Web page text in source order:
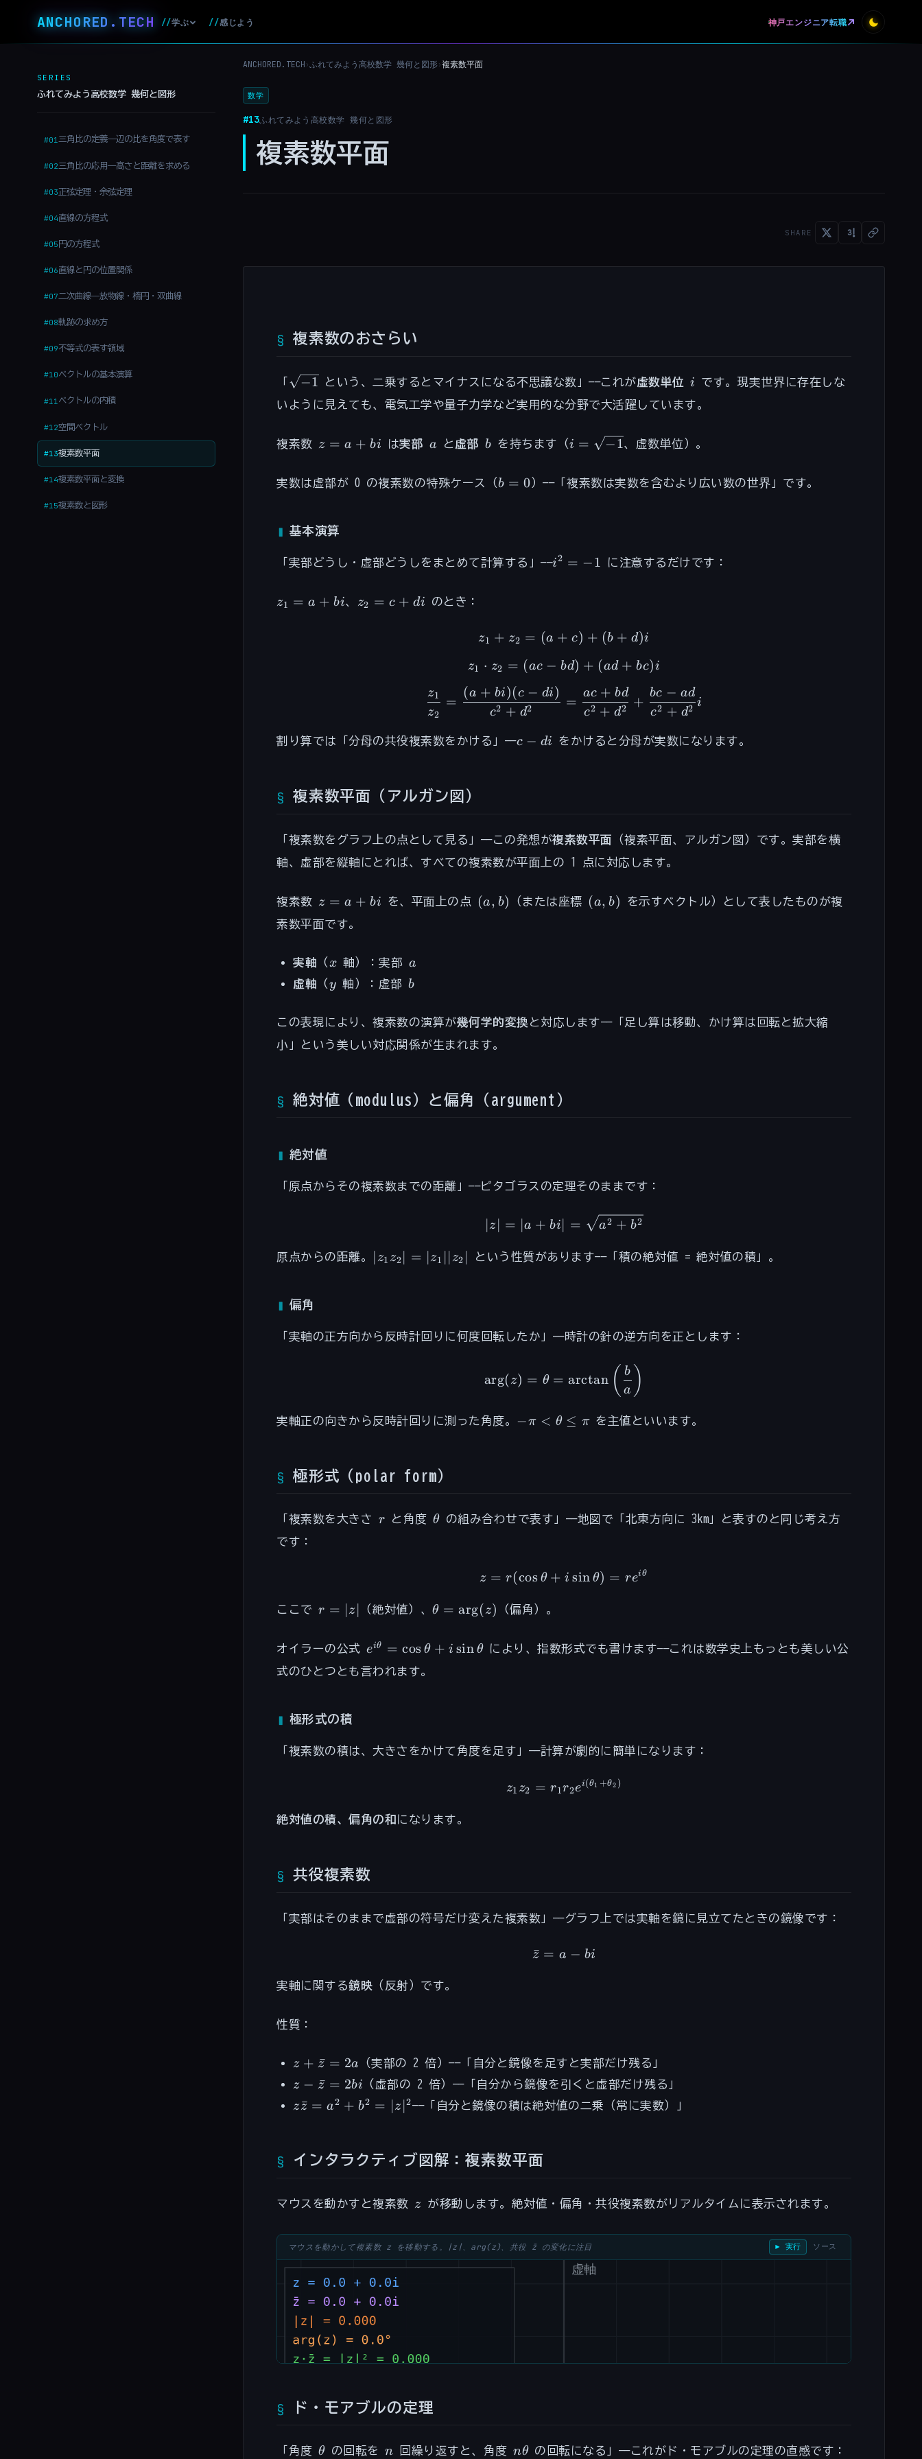
ANCHORED . TECH //学ぶ //感じよう 神戸エンジニア転職
SERIES
ふれてみよう高校数学 幾何と図形
#01三角比の定義——辺の比を角度で表す
#02三角比の応用——高さと距離を求める
#03正弦定理・余弦定理
#04直線の方程式
#05 円の方程式
#06直線と円の位置関係
#07二次曲線——放物線・楕円・双曲線
#08軌跡の求め方
#09不等式の表す領域
#10ベクトルの基本演算
#11 ベクトルの内積
#12空間ベクトル
#13複素数平面
#14複素数平面と変換
#15複素数と図形
ANCHORED.TECH ›ふれてみよう高校数学 幾何と図形›複素数平面
数学
#13ふれてみよう高校数学 幾何と図形
複素数平面
SHARE
複素数のおさらい
\sqrt{-1}
−1 という、二乗するとマイナスになる不思議な数」——これが虚数単位 i
i
です。現実世界に存在しな
いように見えても、電気工学や量子力学など実用的な分野で大活躍しています。
複素数
z
+
z = a + bi は実部 a
a と 虚部 b
b を持ちます（i =
i = −1、虚数単位）。
実数は虚部が 0 の複素数の特殊ケース（b
b = 0 ）——「複素数は実数を含むより広い数の世界」です。
基本演算
「実部どうし・虚部どうしをまとめて計算する」——i^2
i2 = −1 に注意するだけです：
z_1
z1 = a + bi、
z_2
z2 = c + di のとき：
z_1 + z_2 = (a+c) + (b+d)i
z1 + z2 = (a + c) + (b + d)i
z_1 \cdot z_2 = (ac - bd) + (ad + bc)i
z1 ⋅ z2 = (ac − bd) + (ad + bc)i
\frac{z_1}{z_2} = \frac{(a+bi)(c-di)}{c^2 + d^2} =
z2
z1 =
c2 + d2
(a + bi)(c − di)
=
c2 + d2
ac + bd
+
c2 + d2
bc − ad
i
割り算では「分母の共役複素数をかける」——c-
c − di をかけると分母が実数になります。
複素数平面（アルガン図）
「複素数をグラフ上の点として見る」——この発想が複素数平面
（複素平面、アルガン図）です。実部を横
軸、虚部を縦軸にとれば、すべての複素数が平面上の 1 点に対応します。
複素数
z
a
bi
z = a + bi を、平面上の点
(a,
b)
(a, b) （または座標 (a,
b)
(a, b)
を示すベクトル）として表したものが複
素数平面です。
実軸 （ x
x 軸）：実部 a
a
虚軸 （ y
y 軸）：虚部b
b
この表現により、複素数の演算が幾何学的変換と対応します——「足し算は移動、かけ算は回転と拡大縮
小」という美しい対応関係が生まれます。
絶対値（modulus）と偏角（argument）
絶対値
「原点からその複素数までの距離」——ピタゴラスの定理そのままです：
|z| = |a + bi| = \sqrt{a^2 + b^2}
z = ∣a + bi = a2 + b2
原点からの距離。
|z_1 z_2|
=
z1 z2 = z1 z2 という性質があります——「積の絶対値 = 絶対値の積」。
偏角
「実軸の正方向から反時計回りに何度回転したか」——時計の針の逆方向を正とします：
\arg(z) = \theta = \arctan\left(\frac{b}{a}\right)
arg( z) = θ = arctan ( a
b )
実軸正の向きから反時計回りに測った角度。
-\pi <
−π < θ ≤ πを主値といいます。
極形式（polar form）
「複素数を大きさ r
r と角度\theta
θ の組み合わせで表す」——地図で「北東方向に 3km」と表すのと同じ考え方
です：
z = r(\cos\theta + i\sin\theta) = re^{i\theta}
z = r(cos θ + i sin θ) = reiθ
ここでr
r = z （絶対値）、\theta
\arg(z)
θ = arg(z) （偏角）。
オイラーの公式e^{i\theta}
=
\cos\theta
eiθ = cos θ + i sin θにより、指数形式でも書けます——これは数学史上もっとも美しい公
式のひとつとも言われます。
極形式の積
「複素数の積は、大きさをかけて角度を足す」——計算が劇的に簡単になります：
z_1 z_2 = r_1 r_2 e^{i(\theta_1 + \theta_2)}
z1 z2 = r1r2ei(θ1 +θ2 )
絶対値の積、偏角の和になります。
共役複素数
「実部はそのままで虚部の符号だけ変えた複素数」——グラフ上では実軸を鏡に見立てたときの鏡像です：
\bar{z} = a - bi
z
ˉ = a − bi
実軸に関する鏡映 （反射）です。
性質：
z +
\bar{z}
= 2a
z + z
ˉ = 2a （実部の 2 倍）——「自分と鏡像を足すと実部だけ残る」
z -
\bar{z}
= 2bi
z − z
ˉ = 2bi （虚部の 2 倍）——「自分から鏡像を引くと虚部だけ残る」
z\bar{z}
|z|^2
zz
ˉ = a2 + b2 = z ∣2——「自分と鏡像の積は絶対値の二乗（常に実数）」
インタラクティブ図解：複素数平面
マウスを動かすと複素数 z
z が移動します。絶対値・偏角・共役複素数がリアルタイムに表示されます。
マウスを動かして複素数 z を移動する。|z|、arg(z)、共役 z̄ の変化に注目 ▶ 実行 ソース
ド・モアブルの定理
「角度\theta
θ の回転をn
n 回繰り返すと、角度n\theta
nθの回転になる」——これがド・モアブルの定理の直感です：